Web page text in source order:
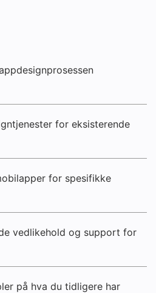
for eksisterende
for spesifikke
vedlikehold og support for
på hva du tidligere har